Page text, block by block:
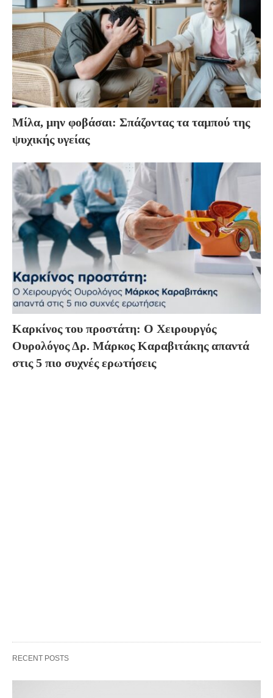
Μίλα, μην φοβάσαι: Σπάζοντας τα ταμπού της
ψυχικής υγείας
Καρκίνος του προστάτη: Ο Χειρουργός
Ουρολόγος Δρ. Μάρκος Καραβιτάκης απαντά
στις 5 πιο συχνές ερωτήσεις
RECENT POSTS